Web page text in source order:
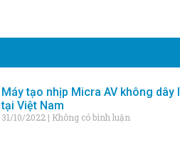
Máy tạo nhịp Micra AV không dây
tại Việt Nam
31/10/2022 Không có bình luận